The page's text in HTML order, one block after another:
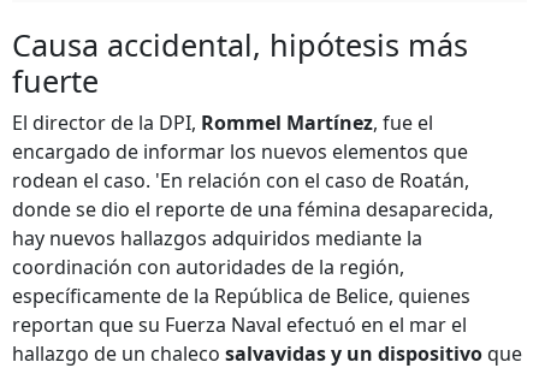
Causa accidental, hipótesis más
fuerte
El director de la DPI, Rommel Martínez, fue el
encargado de informar los nuevos elementos que
rodean el caso. 'En relación con el caso de Roatán,
donde se dio el reporte de una fémina desaparecida,
hay nuevos hallazgos adquiridos mediante la
coordinación con autoridades de la región,
específicamente de la República de Belice, quienes
reportan que su Fuerza Naval efectuó en el mar el
hallazgo de un chaleco salvavidas y un dispositivoque